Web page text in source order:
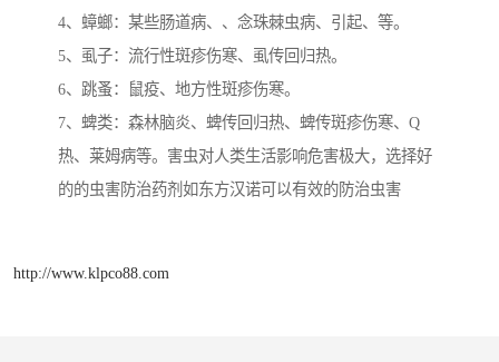
4、蟑螂：某些肠道病、、念珠棘虫病、引起、等。
5、虱子：流行性斑疹伤寒、虱传回归热。
6、跳蚤：鼠疫、地方性斑疹伤寒。
7、蜱类：森林脑炎、蜱传回归热、蜱传斑疹伤寒、Q
热、莱姆病等。害虫对人类生活影响危害极大，选择好
的的虫害防治药剂如东方汉诺可以有效的防治虫害
http://www.klpco88.com